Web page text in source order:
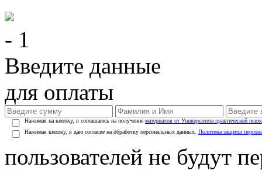
- 1
Введите данные
для оплаты
Нажимая на кнопку, я соглашаюсь на получение материалов от Университета практической
Нажимая кнопку, я даю согласие на обработку персональных данных. Политика защиты
пользователей не будут